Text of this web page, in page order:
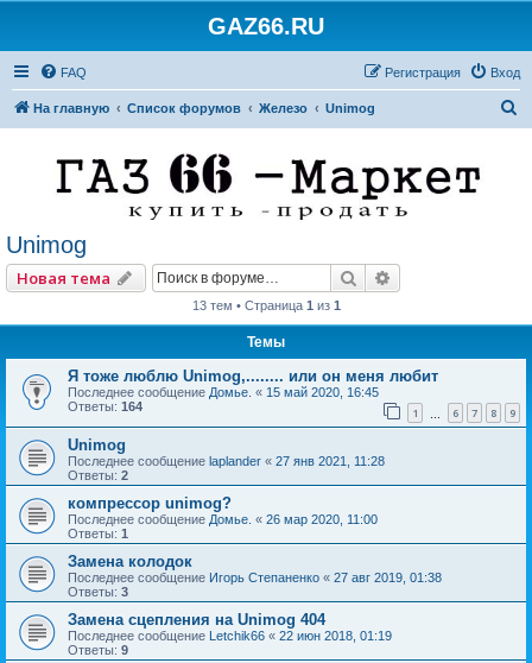
GAZ66.RU
FAQ Вход
Регистрация
На главную Список форумов Железо Unimog
Unimog
Новая тема Поиск
13 тем • Страница 1 из 1
Темы
Я тоже люблю Unimog,........ или он меня любит
Последнее сообщение Домье. « 15 май 2020, 16:45
Ответы: 164 1 6 7 8 9
Unimog
Последнее сообщение laplander « 27 янв 2021, 11:28
Ответы: 2
компрессор unimog?
Последнее сообщение Домье. « 26 мар 2020, 11:00
Ответы: 1
Замена колодок
Последнее сообщение Игорь Степаненко « 27 авг 2019, 01:38
Ответы: 3
Замена сцепления на Unimog 404
Последнее сообщение Letchik66 « 22 июн 2018, 01:19
Ответы: 9